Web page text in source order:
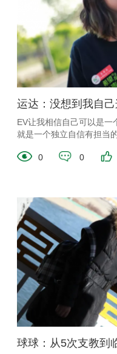
运达：没想到我自己
EV让我相信自己可以是
就是一个独立自信有担当
0 0
球球：从5次支教到